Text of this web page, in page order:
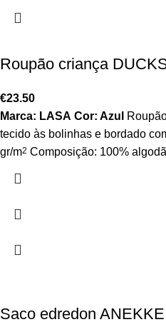
Roupão criança
€23.50
Marca: LASA Cor: Azul
tecido às bolinhas e bordado
gr/m2 Composição: 100%
Saco edredon